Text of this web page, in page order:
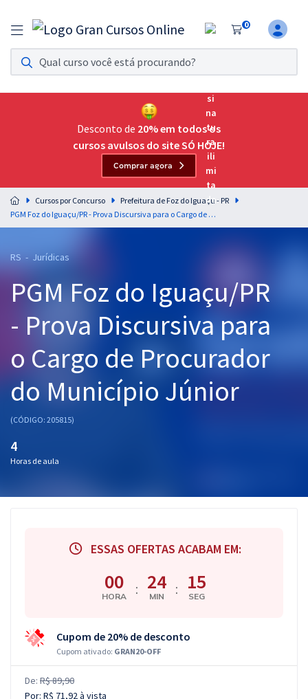
0
Assinatura Ilimitada 11
Acesso a todos os cursos. Teste grátis por 7 dias!
Assinatura OAB Até Passar
Acesso ilimitado a toda preparação para o Exame da
Residências Multiprofissionais
Preparação completa e intensiva para as principais
residências em saúde do Brasil
Cursos 20% OFF
Graduação
OAB
Questões grátis
Desconto de 20% em todos os
cursos avulsos do site SÓ HOJE!
Comprar agora
Cursos por Concurso
Prefeitura de Foz do Iguaçu - PR
PGM Foz do Iguaçu/PR - Prova Discursiva para o Cargo de Procurador do Município Júnior
RS - Jurídicas
PGM Foz do Iguaçu/PR
- Prova Discursiva para
o Cargo de Procurador
do Município Júnior
(CÓDIGO: 205815)
4
Horas de aula
ESSAS OFERTAS ACABAM EM:
00
HORA : 24
MIN : 15
SEG
Cupom de 20% de desconto
Cupom ativado: GRAN20-OFF
De: R$ 89,90
Por: R$ 71,92à vista